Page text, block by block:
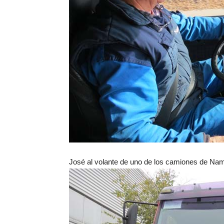
José al volante de uno de los camiones de